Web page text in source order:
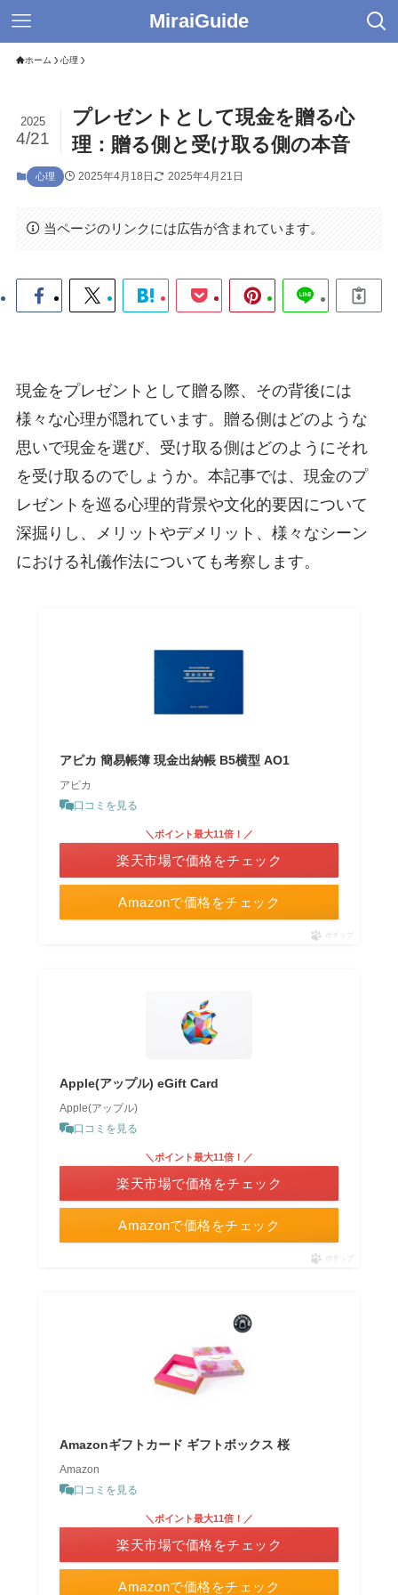
MiraiGuide
ホーム 心理
プレゼントとして現金を贈る心
理：贈る側と受け取る側の本音
2025
4/21
心理 2025年4月18日 2025年4月21日
当ページのリンクには広告が含まれています。
現金をプレゼントとして贈る際、その背後には
様々な心理が隠れています。贈る側はどのような
思いで現金を選び、受け取る側はどのようにそれ
を受け取るのでしょうか。本記事では、現金のプ
レゼントを巡る心理的背景や文化的要因について
深掘りし、メリットやデメリット、様々なシーン
における礼儀作法についても考察します。
アピカ 簡易帳簿 現金出納帳 B5横型 AO1
アピカ
口コミを見る
Amazonで価格をチェック
＼ポイント最大11倍！／
楽天市場で価格をチェック
ポチップ
Apple(アップル) eGift Card
Apple(アップル)
口コミを見る
Amazonで価格をチェック
＼ポイント最大11倍！／
楽天市場で価格をチェック
ポチップ
Amazonギフトカード ギフトボックス 桜
Amazon
口コミを見る
Amazonで価格をチェック
＼ポイント最大11倍！／
楽天市場で価格をチェック